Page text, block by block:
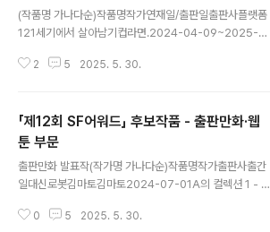
(작품명 가나다순)작품명작가연재일/출판일출판사플랫폼
121세기에서 살아남기컵라면.2024-04-09~2025-0
0~2024-06-17뿔문피아A.I.로 역대급 창업신화이하루
봇으로 농사를 딸깍따상2024-02-26~2025-02-19
문피아문피아AI 천재 배우젤리핸드2023.12.12.~2024.
05.07에이시스미디어네이버AI 천재배우젤리핸드2023.
12.12~2024.05.07에이시스미디어카카페EX급 재능으
025-01-02JC미디어문피아F급 헌터가 우주전함을 키
2 5 2025. 5. 30.
「제12회 SF어워드」 후보작품 - 출판만화·웹
툰 부문
출판만화 발표작(작가명 가나다순)작품명작가출판사출간
일대신로봇김마토김마토2024-07-01A의 컬렉션 1 - 지
희반-바지김영사2024-12-11하우스도르프 연결공간반-
0 5 2025. 5. 30.